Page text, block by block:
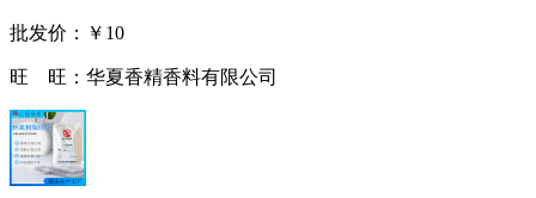
批发价： ￥10
旺 旺： 华夏香精香料有限公司